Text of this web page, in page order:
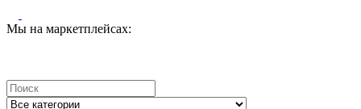
Мы на маркетплейсах:
Search
...